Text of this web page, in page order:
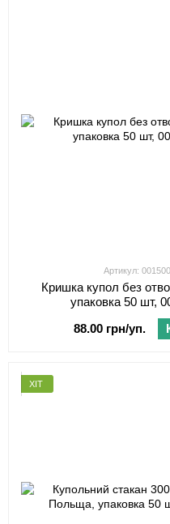
Артикул:
Кришка купол без
упаковка 50 шт,
88.00 грн/уп.
ХІТ